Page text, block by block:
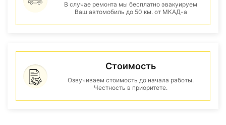
В случае ремонта мы бесплатно эвакуируем
Ваш автомобиль до 50 км. от МКАД-а
Стоимость
Озвучиваем стоимость до начала работы.
Честность в приоритете.